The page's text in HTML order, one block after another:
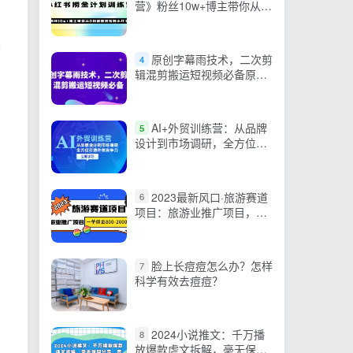
营》粉丝10w+博主带你从0
4
原创字幕雨技术，二次剪
辑混剪搬运短视频必备原创
5 AI+外贸训练营：从品牌
设计到市场调研，全方位打
6 2023最新风口·旅游赛道
项目：旅游业推广项目，一
7
脸上长痘痘怎么办？怎样
科学有效去痘痘？
8 2024小说推文：千万播
放爆款虐文拆解，毫无保留